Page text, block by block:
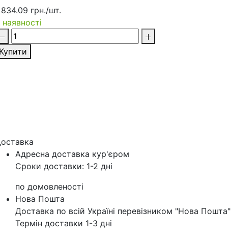
834.09 грн./шт.
Адресна доставка кур'‎єром
Сроки доставки: 1-2 дні
по домовленості
Нова Пошта
Доставка по всій Україні перевізником "Нова Пошта"
Термін доставки 1-3 дні